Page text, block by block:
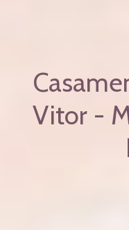
Vitor -